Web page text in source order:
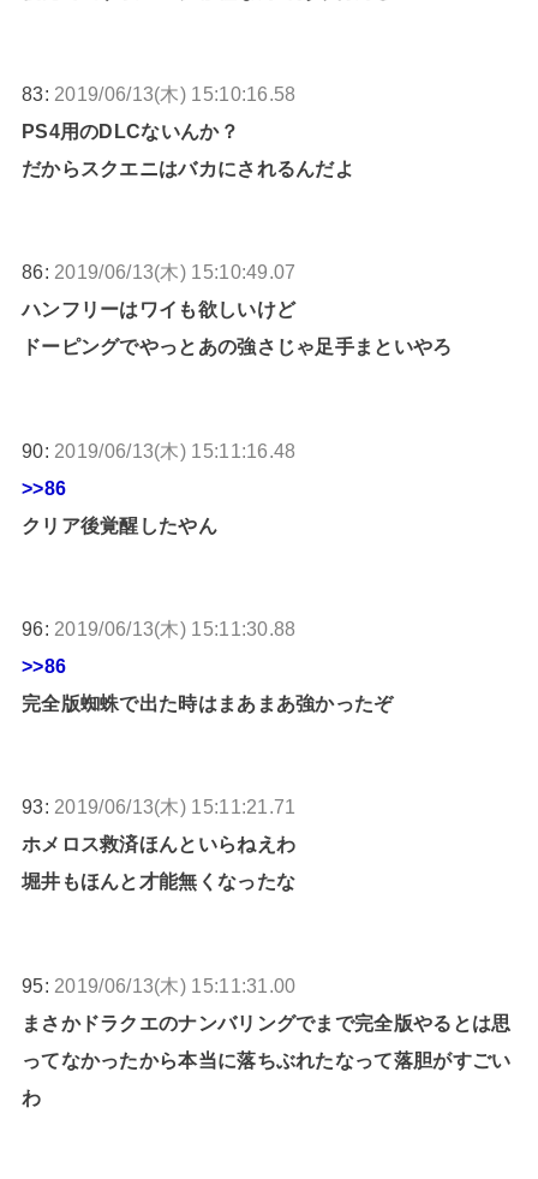
83: 2019/06/13(木) 15:10:16.58
PS4用のDLCないんか？
だからスクエニはバカにされるんだよ
86: 2019/06/13(木) 15:10:49.07
ハンフリーはワイも欲しいけど
ドーピングでやっとあの強さじゃ足手まといやろ
90: 2019/06/13(木) 15:11:16.48
>>86
クリア後覚醒したやん
96: 2019/06/13(木) 15:11:30.88
>>86
完全版蜘蛛で出た時はまあまあ強かったぞ
93: 2019/06/13(木) 15:11:21.71
ホメロス救済ほんといらねえわ
堀井もほんと才能無くなったな
95: 2019/06/13(木) 15:11:31.00
まさかドラクエのナンバリングでまで完全版やるとは思
ってなかったから本当に落ちぶれたなって落胆がすごい
わ